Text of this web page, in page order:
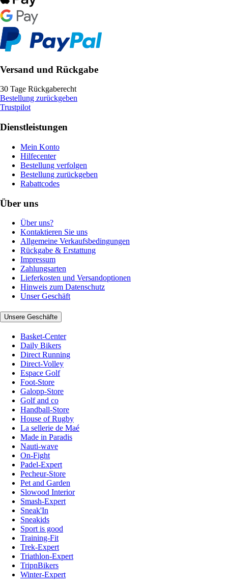
Versand und Rückgabe
30 Tage Rückgaberecht
Bestellung zurückgeben
Trustpilot
Dienstleistungen
Mein Konto
Hilfecenter
Bestellung verfolgen
Bestellung zurückgeben
Rabattcodes
Über uns
Über uns?
Kontaktieren Sie uns
Allgemeine Verkaufsbedingungen
Rückgabe & Erstattung
Impressum
Zahlungsarten
Lieferkosten und Versandoptionen
Hinweis zum Datenschutz
Unser Geschäft
Unsere Geschäfte
Basket-Center
Daily Bikers
Direct Running
Direct-Volley
Espace Golf
Foot-Store
Galopp-Store
Golf and co
Handball-Store
House of Rugby
La sellerie de Maé
Made in Paradis
Nauti-wave
On-Fight
Padel-Expert
Pecheur-Store
Pet and Garden
Slowood Interior
Smash-Expert
Sneak'In
Sneakids
Sport is good
Training-Fit
Trek-Expert
Triathlon-Expert
TripnBikers
Winter-Expert